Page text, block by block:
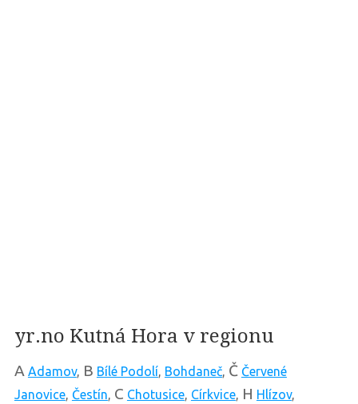
yr.no Kutná Hora v regionu
A Adamov, B Bílé Podolí, Bohdaneč, Č Červené
Janovice, Čestín, C Chotusice, Církvice, H Hlízov,